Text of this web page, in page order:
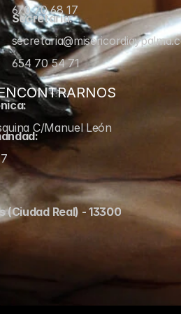
670 70 68 17
Secretaría:
654 70 54 71
C/Manuel León
(Ciudad Real) - 13300